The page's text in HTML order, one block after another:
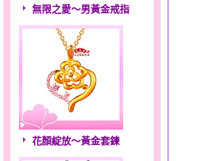
花顏綻放～黃金套鍊